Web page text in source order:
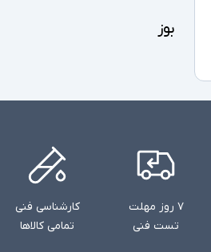
بوز
۷ روز مهلت
تست فنی
کارشناسی فنی
تمامی کالاها